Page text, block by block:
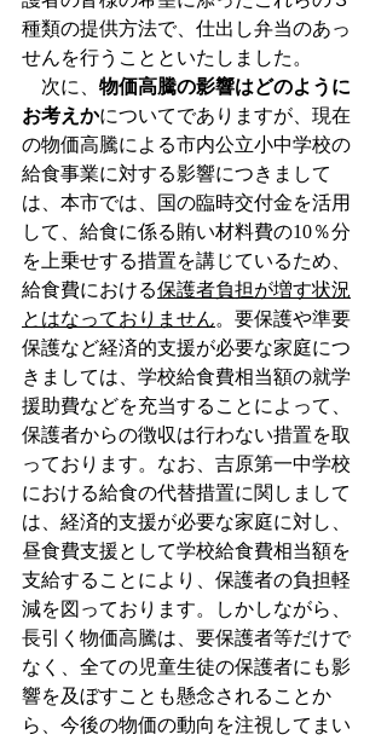
種類の提供方法で、仕出し弁当のあっ
せんを行うことといたしました。
次に、 物価高騰の影響はどのように
お考えかについてでありますが、現在
の物価高騰による市内公立小中学校の
給食事業に対する影響につきまして
は、本市では、国の臨時交付金を活用
して、給食に係る賄い材料費の10％分
を上乗せする措置を講じているため、
給食費における保護者負担が増す状況
とはなっておりません。要保護や準要
保護など経済的支援が必要な家庭につ
きましては、学校給食費相当額の就学
援助費などを充当することによって、
保護者からの徴収は行わない措置を取
っております。なお、吉原第一中学校
における給食の代替措置に関しまして
は、経済的支援が必要な家庭に対し、
昼食費支援として学校給食費相当額を
支給することにより、保護者の負担軽
減を図っております。しかしながら、
長引く物価高騰は、要保護者等だけで
なく、全ての児童生徒の保護者にも影
響を及ぼすことも懸念されることか
ら、今後の物価の動向を注視してまい